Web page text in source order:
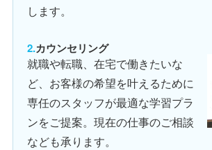
します。
カウンセリング
就職や転職、在宅で働きたいな
ど、お客様の希望を叶えるために
専任のスタッフが最適な学習プラ
ンをご提案。現在の仕事のご相談
なども承ります。